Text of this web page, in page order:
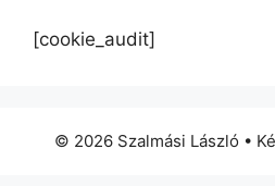
[cookie_audit]
© 2026 Szalmási László •